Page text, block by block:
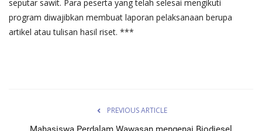
seputar sawit. Para peserta yang telah selesai mengikuti
program diwajibkan membuat laporan pelaksanaan berupa
artikel atau tulisan hasil riset. ***
PREVIOUS ARTICLE